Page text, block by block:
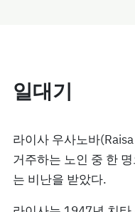
일대기
라이사 우사노바
거주하는 노인 중 한
는 비난을 받았다.